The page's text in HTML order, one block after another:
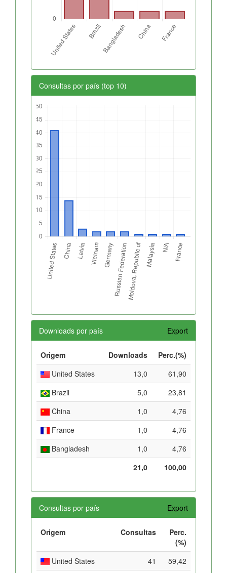
Consultas por país (top 10)
Downloads por país Export
Origem Downloads
Perc.(%)
United States
13,0
61,90
Brazil
5,0
23,81
China
1,0
4,76
France
1,0
4,76
Bangladesh
1,0
4,76
21,0
100,00
Consultas por país Export
Origem Consultas
Perc.
(%)
United States
41
59,42